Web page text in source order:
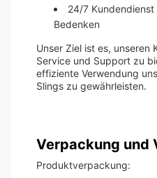
24/7
Bedenken
Unser Ziel ist es, unseren
Service und Support zu
effiziente Verwendung
Slings zu gewährleisten.
Verpackung und
Produktverpackung: